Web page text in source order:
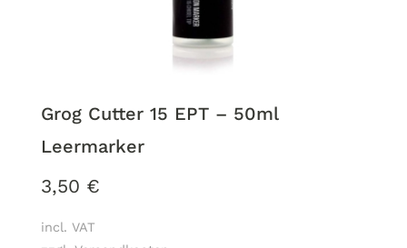
Grog Cutter 15 EPT – 50ml
Leermarker
3,50 €
incl. VAT